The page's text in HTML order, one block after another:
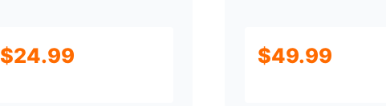
$24.99 $49.99